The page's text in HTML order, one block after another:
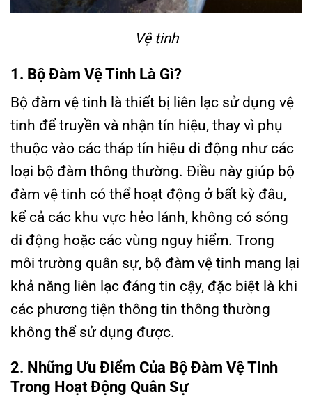
Vệ tinh
1. Bộ Đàm Vệ Tinh Là Gì?
Bộ đàm vệ tinh là thiết bị liên lạc sử dụng vệ
tinh để truyền và nhận tín hiệu, thay vì phụ
thuộc vào các tháp tín hiệu di động như các
loại bộ đàm thông thường. Điều này giúp bộ
đàm vệ tinh có thể hoạt động ở bất kỳ đâu,
kể cả các khu vực hẻo lánh, không có sóng
di động hoặc các vùng nguy hiểm. Trong
môi trường quân sự, bộ đàm vệ tinh mang lại
khả năng liên lạc đáng tin cậy, đặc biệt là khi
các phương tiện thông tin thông thường
không thể sử dụng được.
2. Những Ưu Điểm Của Bộ Đàm Vệ Tinh
Trong Hoạt Động Quân Sự